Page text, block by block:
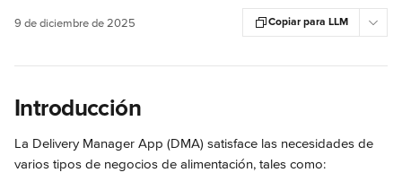
9 de diciembre de 2025 Copiar para LLM
Introducción
La Delivery Manager App (DMA) satisface las necesidades de
varios tipos de negocios de alimentación, tales como: